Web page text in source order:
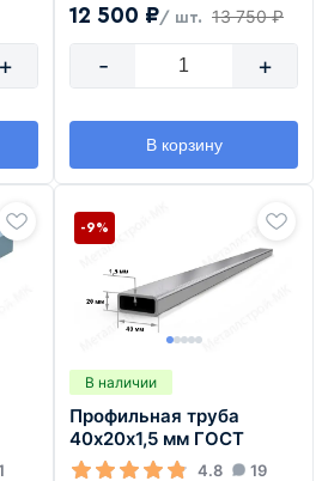
+
12 500 ₽/ шт. 13 750 ₽
- +
В корзину
В наличии
Профильная труба
40х20х1,5 мм ГОСТ
4.8 19
-9%